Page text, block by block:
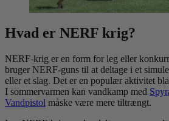
Hvad er NERF krig?
NERF-krig er en form for leg eller
bruger NERF-guns til at deltage i et
eller et slag. Det er en populær aktivitet
I sommervarmen kan vandkamp med
Vandpistol måske være mere tiltrængt.